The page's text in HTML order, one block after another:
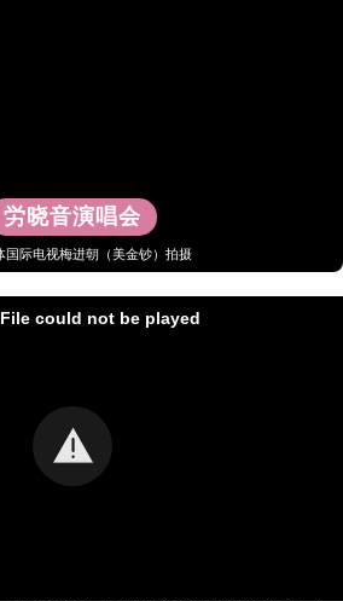
労晓音演唱会
国际电视梅进朝（美金钞）拍摄
could not be played